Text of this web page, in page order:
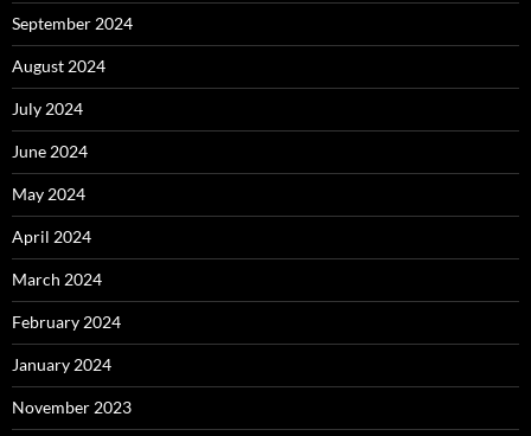
September 2024
August 2024
July 2024
June 2024
May 2024
April 2024
March 2024
February 2024
January 2024
November 2023